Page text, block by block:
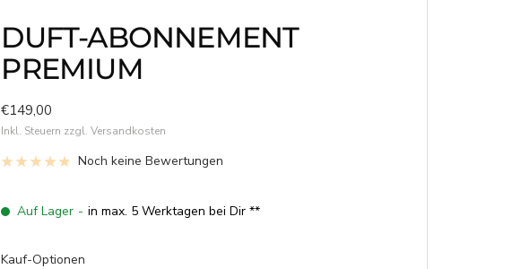
DUFT-ABONNEMENT
PREMIUM
Angebotspreis
€149,00
Inkl. Steuern zzgl. Versandkosten
Noch keine Bewertungen
Auf Lager - in max. 5 Werktagen bei Dir **
Kauf-Optionen